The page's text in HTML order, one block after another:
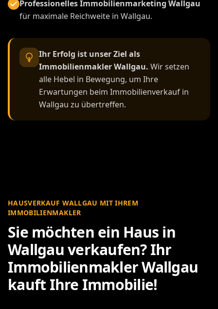
von unseren Spezialisten betreut.
Rechtssicherheitdurch unsere juristischen
Partner als Immobilienmakler Wallgau.
Finanzierungsberatung Wallgau
Immobilienmakler Wallgau.
alle Hebel in Bewegung, um Ihre
Erwartungen beim Immobilienverkauf in
Wallgau zu übertreffen.